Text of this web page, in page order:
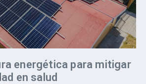
energética para mitigar
en salud